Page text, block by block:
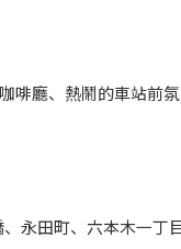
廳、熱鬧的車站前
永田町、六本木一丁